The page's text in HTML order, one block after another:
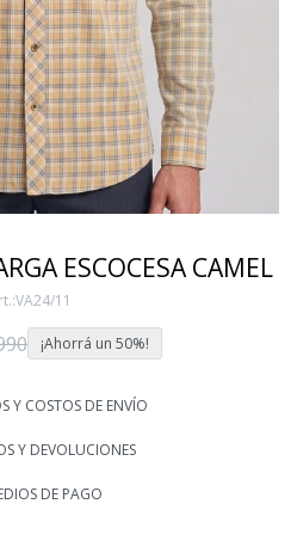
ESCOCESA CAMEL
VA24/11
50
Y COSTOS DE ENVÍO
Y DEVOLUCIONES
DE PAGO